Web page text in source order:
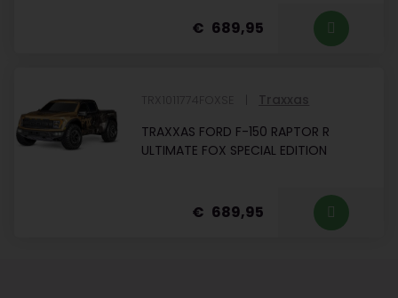
689,95
TRX1011774FOXSE
Traxxas
TRAXXAS FORD F-150 RAPTOR R
ULTIMATE FOX SPECIAL EDITION
689,95